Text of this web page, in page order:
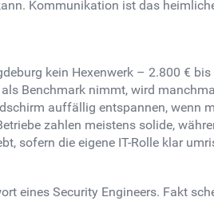
Kommunikation ist das
kein Hexenwerk – 2.800 € bis
Benchmark nimmt, wird
auffällig entspannen, wenn
zahlen meistens solide,
sofern die eigene IT-Rolle klar
eines Security Engineers. Fakt